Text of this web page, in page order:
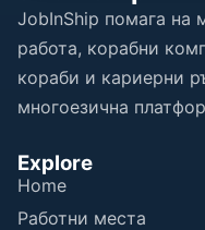
JobInShip помага на
работа, корабни
кораби и кариерни
многоезична
Explore
Home
Работни места